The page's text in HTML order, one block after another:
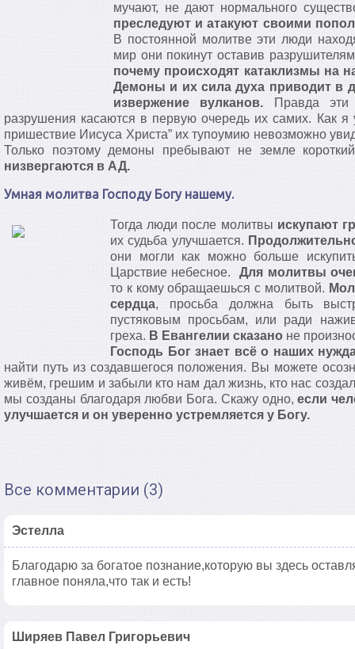
мучают, не дают нормального
преследуют и атакуют своими
В постоянной молитве эти люди
мир они покинут оставив
почему происходят катаклизмы на
Демоны и их сила духа приводит в
извержение вулканов. Правда эти
разрушения касаются в первую очередь их самих. Как я
пришествие Иисуса Христа” их тупоумию невозможно
Только поэтому демоны пребывают не земле
низвергаются в АД.
Умная молитва Господу Богу нашему.
Тогда люди после молитвы искупают
их судьба улучшается.
они могли как можно больше
Царствие небесное.Для молитвы
то к кому обращаешься с молитвой.
сердца, просьба должна быть
пустяковым просьбам, или ради
греха. В Евангелии сказано не
Господь Бог знает всё о наших
найти путь из создавшегося положения. Вы можете
живём, грешим и забыли кто нам дал жизнь, кто нас
мы созданы благодаря любви Бога. Скажу одно,если
улучшается и он уверенно устремляется у Богу.
Все комментарии (3)
Эстелла
Благодарю за богатое познание,которую вы здесь
главное поняла,что так и есть!
Ширяев Павел Григорьевич